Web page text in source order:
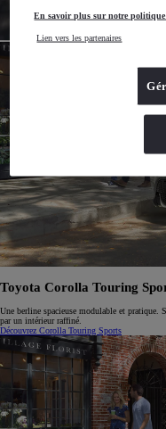
Toyota Corolla Touring
Une berline spacieuse modulable et pratique.
par un intérieur raffiné.
Découvrez Corolla Touring Sports
En savoir plus sur notre politique
Lien vers les partenaires